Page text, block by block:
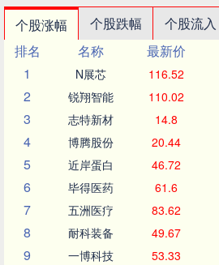
个股涨幅 个股跌幅 个股流入
排名
名称 最新价
1
N展芯 116.52
2 锐翔智能 110.02
3 志特新材 14.8
4 博腾股份 20.44
5 近岸蛋白 46.72
6 毕得医药 61.6
7 五洲医疗 83.62
8 耐科装备 49.67
9 一博科技 53.33